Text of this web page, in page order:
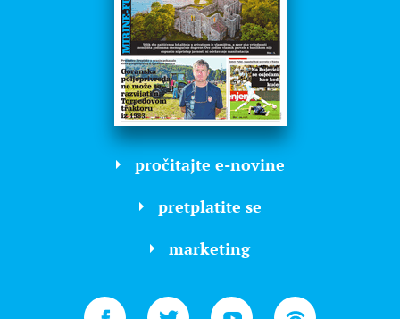
pročitajte e-novine
pretplatite se
marketing